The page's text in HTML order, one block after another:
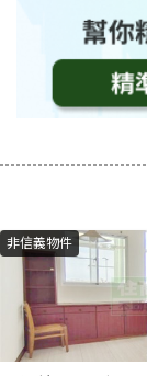
非信義物件